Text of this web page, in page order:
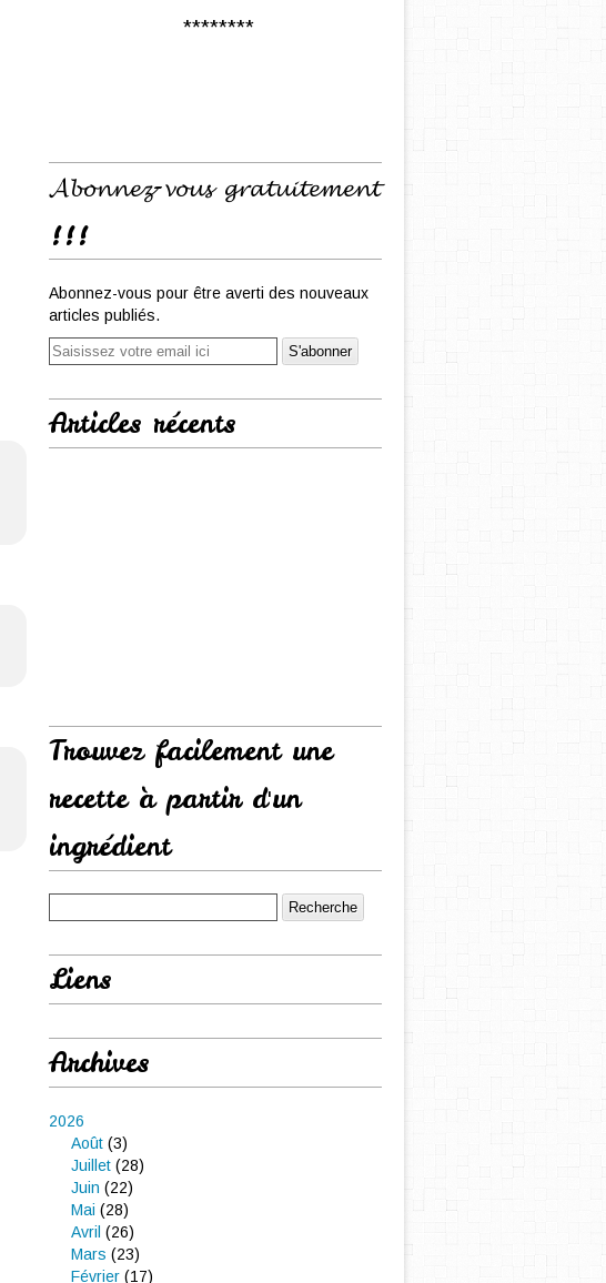
********
𝓐𝓫𝓸𝓷𝓷𝓮𝔃-𝓿𝓸𝓾𝓼 𝓰𝓻𝓪𝓽𝓾𝓲𝓽𝓮𝓶𝓮𝓷𝓽
!!!
Abonnez-vous pour être averti des nouveaux
articles publiés.
Articles récents
Trouvez facilement une
recette à partir d'un
ingrédient
Liens
Archives
2026
Août (3)
Juillet (28)
Juin (22)
Mai (28)
Avril (26)
Mars (23)
Février (17)